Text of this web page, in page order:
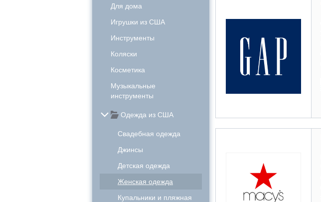
Для дома
Игрушки из США
Инструменты
Коляски
Косметика
Музыкальные
инструменты
Одежда из США
Свадебная одежда
Джинсы
Детская одежда
Женская одежда
Купальники и пляжная